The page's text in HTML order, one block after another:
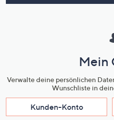
Mein
Verwalte deine persönlichen
Wunschliste in
Kunden-Konto